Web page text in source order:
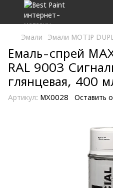
Эмали Эмали MOTIP
Емаль-спрей
RAL 9003
глянцевая, 400
Артикул: MX0028 Оставить